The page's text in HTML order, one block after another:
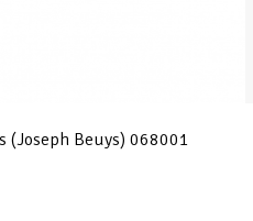
(Joseph Beuys) 068001